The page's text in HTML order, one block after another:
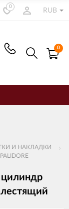
0
RUB
0
И НАКЛАДКИ
PALIDORE
цилиндр